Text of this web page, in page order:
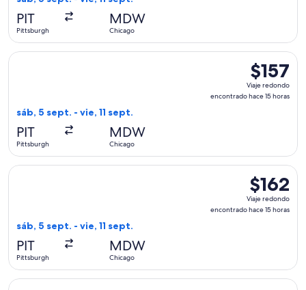
PIT
Pittsburgh
MDW
Chicago
$157
Viaje
redondo,
$157
Viaje redondo
encontrado hace 15 horas
sáb, 5 sept. - vie, 11 sept.
PIT
Pittsburgh
MDW
Chicago
Seleccionar vuelo de Delta, con salida el sáb, 5 sept. desde
$162
Viaje
redondo,
$162
Viaje redondo
encontrado hace 15 horas
sáb, 5 sept. - vie, 11 sept.
PIT
Pittsburgh
MDW
Chicago
Seleccionar vuelo de Southwest Airlines, con salida el sáb,
Seleccionar vuelo de Southwest Airlines, con salida el mar,